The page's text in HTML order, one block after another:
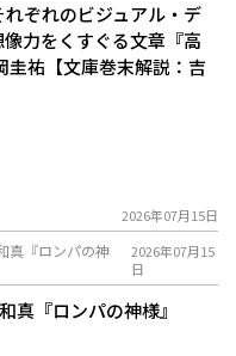
れぞれのビジュアル・デ
力をくすぐる文章――『高
祐【文庫巻末解説：吉
2026年07月15日
真『ロンパの神
2026年07月15
日
真『ロンパの神様』